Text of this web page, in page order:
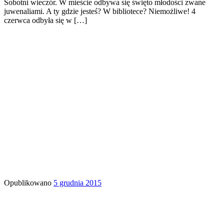
Sobotni wieczór. W mieście odbywa się święto młodości zwane
juwenaliami. A ty gdzie jesteś? W bibliotece? Niemożliwe! 4
czerwca odbyła się w […]
Opublikowano 5 grudnia 2015